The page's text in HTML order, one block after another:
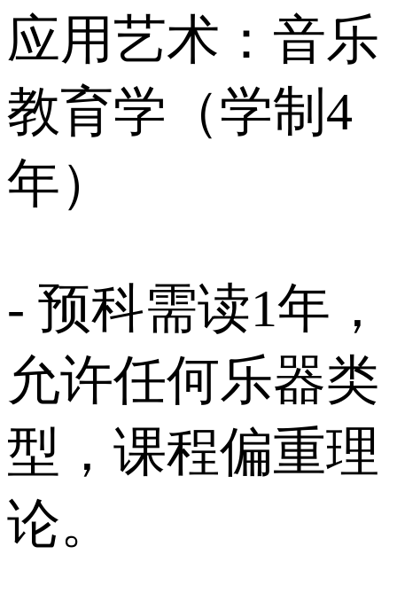
应用艺术：音乐
教育学（学制4
年）
- 预科需读1年，
允许任何乐器类
型，课程偏重理
论。